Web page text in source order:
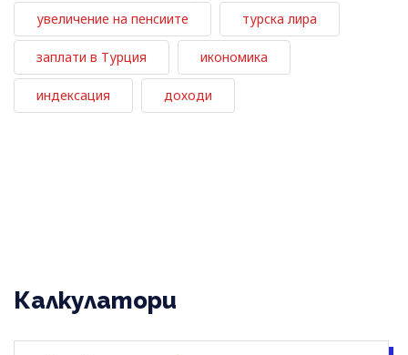
увеличение на пенсиите турска лира
заплати в Турция икономика
индексация доходи
Калкулатори